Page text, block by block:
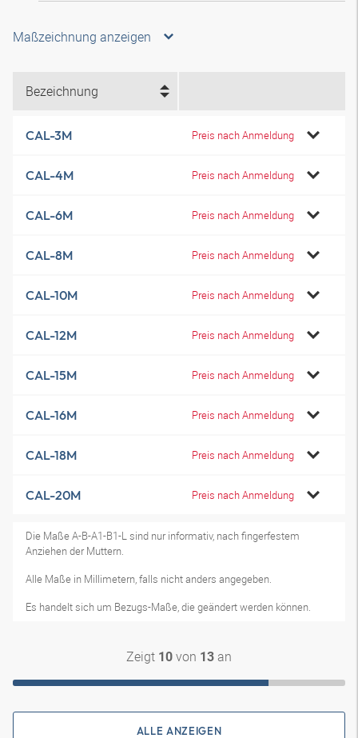
Maßzeichnung anzeigen
Bezeichnung
CAL-3M Preis nach Anmeldung
CAL-4M Preis nach Anmeldung
CAL-6M Preis nach Anmeldung
CAL-8M Preis nach Anmeldung
CAL-10M Preis nach Anmeldung
CAL-12M Preis nach Anmeldung
CAL-15M Preis nach Anmeldung
CAL-16M Preis nach Anmeldung
CAL-18M Preis nach Anmeldung
CAL-20M Preis nach Anmeldung
Die Maße A-B-A1-B1-L sind nur informativ, nach fingerfestem
Anziehen der Muttern.
Alle Maße in Millimetern, falls nicht anders angegeben.
Es handelt sich um Bezugs-Maße, die geändert werden können.
Zeigt 10 von 13 an
ALLE ANZEIGEN